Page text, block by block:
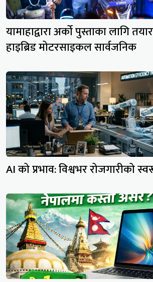
यामाहाद्वारा अर्को पुस्ताका लागि
हाइब्रिड मोटरसाइकल सार्वजनिक
AI को प्रभाव: विश्वभर रोजगारीको